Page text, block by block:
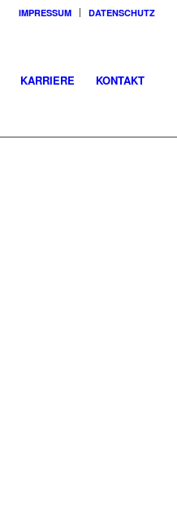
IMPRESSUM DATENSCHUTZ
KARRIERE KONTAKT